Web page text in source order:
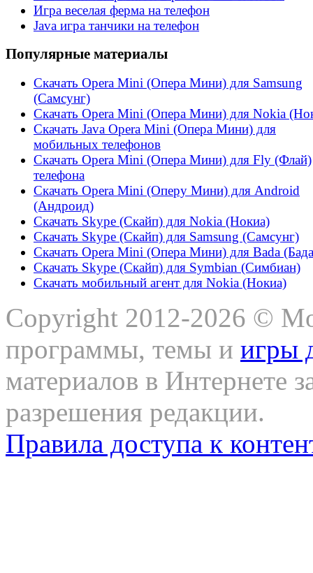
Игра веселая ферма на телефон
Java игра танчики на телефон
Популярные материалы
Скачать Opera Mini (Опера Мини) для Samsung
(Самсунг)
Скачать Opera Mini (Опера Мини) для Nokia
Скачать Java Opera Mini (Опера Мини) для
мобильных телефонов
Скачать Opera Mini (Опера Мини) для Fly (Флай)
телефона
Скачать Opera Mini (Оперу Мини) для Android
(Андроид)
Скачать Skype (Скайп) для Nokia (Нокиа)
Скачать Skype (Скайп) для Samsung (Самсунг)
Скачать Opera Mini (Опера Мини) для Bada
Скачать Skype (Скайп) для Symbian (Симбиан)
Скачать мобильный агент для Nokia (Нокиа)
Copyright 2012-2026 ©
программы, темы и игры
материалов в Интернете
разрешения редакции.
Правила доступа к